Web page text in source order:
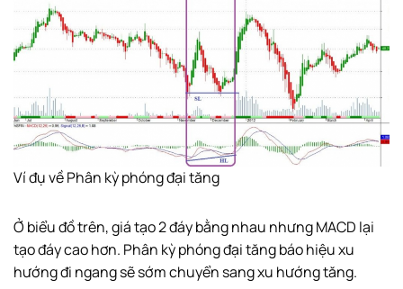
Ví đụ về Phân kỳ phóng đại tăng
Ở biểu đồ trên, giá tạo 2 đáy bằng nhau nhưng MACD lại
tạo đáy cao hơn. Phân kỳ phóng đại tăng báo hiệu xu
hướng đi ngang sẽ sớm chuyển sang xu hướng tăng.